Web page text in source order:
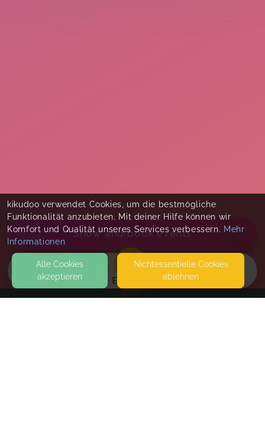
EVENTS
Show and book events
kikudoo verwendet Cookies, um die bestmögliche
Funktionalität anzubieten. Mit deiner Hilfe können wir
Komfort und Qualität unseres Services verbessern. Mehr
Informationen
Alle Cookies
akzeptieren
Nicht­essentielle Cookies
ablehnen